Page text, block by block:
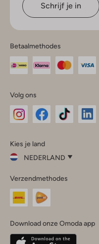
Schrijf je in
Betaalmethodes
Volg ons
InstagramFacebook
Kies je land
NEDERLAND
je
land
Nederland
Belgique(Français)
Verzendmethodes
Download onze Omoda app